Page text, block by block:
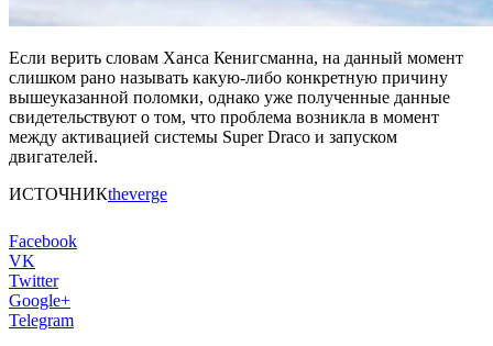
Если верить словам Ханса Кенигсманна, на данный момент
слишком рано называть какую-либо конкретную причину
вышеуказанной поломки, однако уже полученные данные
свидетельствуют о том, что проблема возникла в момент
между активацией системы Super Draco и запуском
двигателей.
ИСТОЧНИКtheverge
Facebook
VK
Twitter
Google+
Telegram